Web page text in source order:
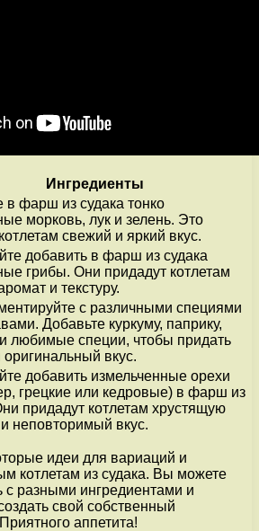
Ингредиенты
в фарш из судака тонко
морковь, лук и зелень. Это
свежий и яркий вкус.
добавить в фарш из судака
грибы. Они придадут котлетам
и текстуру.
с различными специями
Добавьте куркуму, паприку,
любимые специи, чтобы придать
оригинальный вкус.
добавить измельченные орехи
грецкие или кедровые) в фарш из
придадут котлетам хрустящую
и неповторимый вкус.
идеи для вариаций и
котлетам из судака. Вы можете
с разными ингредиентами и
свой собственный
аппетита!